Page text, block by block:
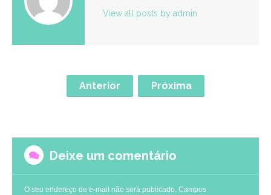
View all posts by admin
Anterior Próxima
Deixe um comentário
O seu endereço de e-mail não será publicado. Campos